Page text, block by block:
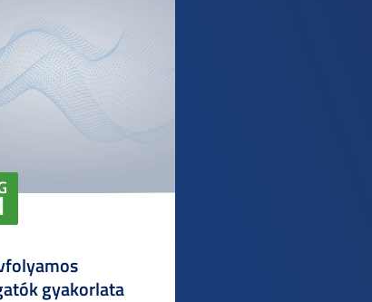
gyakorlata